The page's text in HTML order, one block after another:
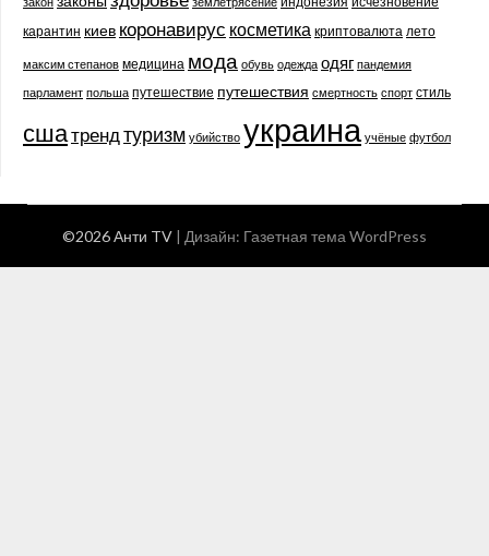
карантин киев коронавирус косметика криптовалюта лето
максим степанов медицина мода обувь одежда одяг пандемия
парламент польша путешествие путешествия смертность спорт стиль
сшатрендтуризм убийство украина учёные футбол
©2026 Анти TV | Дизайн: Газетная тема WordPress